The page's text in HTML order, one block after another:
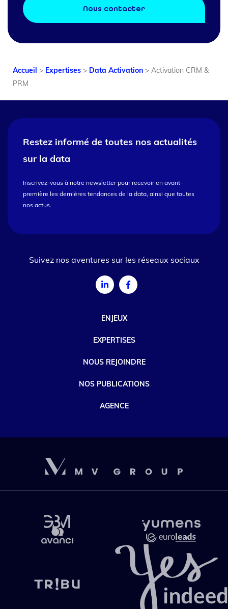
Nous contacter
Accueil > Expertises > Data Activation > Activation CRM &
PRM
ENJEUX
EXPERTISES
NOUS REJOINDRE
NOS PUBLICATIONS
AGENCE
Restez informé de toutes nos actualités
sur la data
Inscrivez-vous à notre newsletter pour recevoir en avant-
première les dernières tendances de la data, ainsi que toutes
nos actus.
Suivez nos aventures sur les réseaux sociaux